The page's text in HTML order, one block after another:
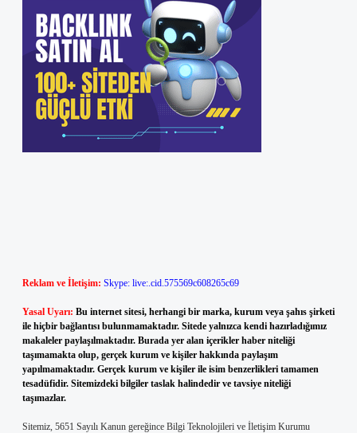
Reklam ve İletişim: Skype: live:.cid.575569c608265c69
Yasal Uyarı: Bu internet sitesi, herhangi bir marka, kurum veya şahıs şirketi
ile hiçbir bağlantısı bulunmamaktadır. Sitede yalnızca kendi hazırladığımız
makaleler paylaşılmaktadır. Burada yer alan içerikler haber niteliği
taşımamakta olup, gerçek kurum ve kişiler hakkında paylaşım
yapılmamaktadır. Gerçek kurum ve kişiler ile isim benzerlikleri tamamen
tesadüfidir. Sitemizdeki bilgiler taslak halindedir ve tavsiye niteliği
taşımazlar.
Sitemiz, 5651 Sayılı Kanun gereğince Bilgi Teknolojileri ve İletişim Kurumu